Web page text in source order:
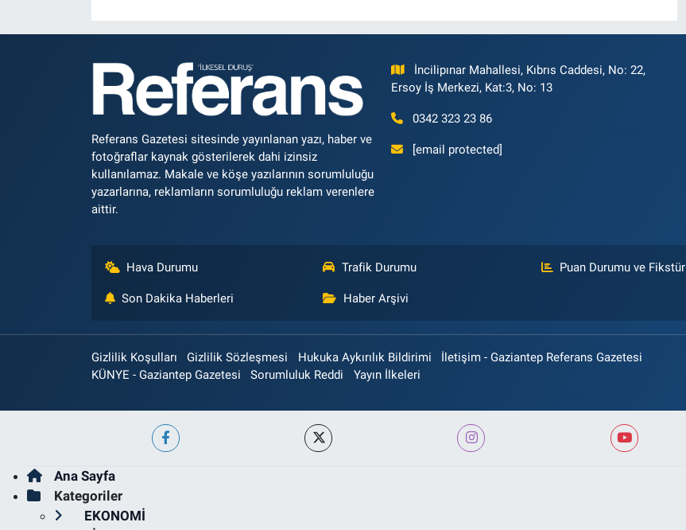
Referans Gazetesi sitesinde yayınlanan yazı, haber ve
fotoğraflar kaynak gösterilerek dahi izinsiz
kullanılamaz. Makale ve köşe yazılarının sorumluluğu
yazarlarına, reklamların sorumluluğu reklam verenlere
aittir.
İncilipınar Mahallesi, Kıbrıs Caddesi, No: 22,
Ersoy İş Merkezi, Kat:3, No: 13
0342 323 23 86
[email protected]
Hava Durumu Trafik Durumu Puan Durumu ve Fikstür
Son Dakika Haberleri Haber Arşivi
Gizlilik Koşulları Gizlilik Sözleşmesi Hukuka Aykırılık Bildirimi
İletişim - Gaziantep Referans Gazetesi
KÜNYE - Gaziantep Gazetesi
Sorumluluk Reddi Yayın İlkeleri
Ana Sayfa
Kategoriler
EKONOMİ